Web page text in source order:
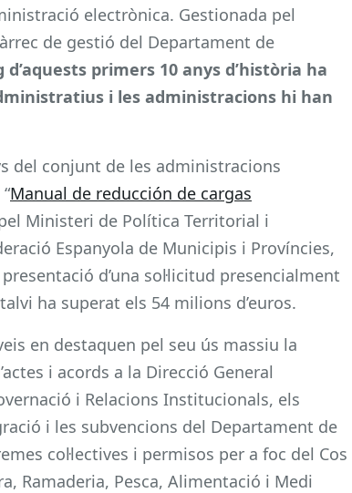
electrònica. Gestionada pel
de gestió del Departament de
d’aquests primers 10 anys d’història ha
i les administracions hi han
del conjunt de les administracions
Manual de reducción de cargas
Ministeri de Política Territorial i
Espanyola de Municipis i Províncies,
d’una sol·licitud presencialment
ha superat els 54 milions d’euros.
en destaquen pel seu ús massiu la
i acords a la Direcció General
i Relacions Institucionals, els
i les subvencions del Departament de
col·lectives i permisos per a foc del Cos
Ramaderia, Pesca, Alimentació i Medi